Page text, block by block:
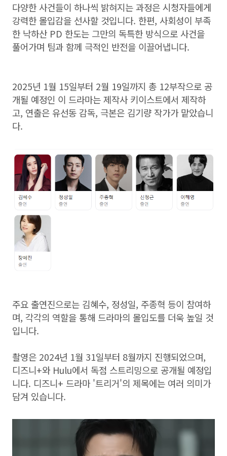
다양한 사건들이 하나씩 밝혀지는 과정은 시청자들에게
강력한 몰입감을 선사할 것입니다. 한편, 사회성이 부족
한 낙하산 PD 한도는 그만의 독특한 방식으로 사건을
풀어가며 팀과 함께 극적인 반전을 이끌어냅니다.
2025년 1월 15일부터 2월 19일까지 총 12부작으로 공
개될 예정인 이 드라마는 제작사 키이스트에서 제작하
고, 연출은 유선동 감독, 극본은 김기량 작가가 맡았습니
다.
주요 출연진으로는 김혜수, 정성일, 주종혁 등이 참여하
며, 각각의 역할을 통해 드라마의 몰입도를 더욱 높일 것
입니다.
촬영은 2024년 1월 31일부터 8월까지 진행되었으며,
디즈니+와 Hulu에서 독점 스트리밍으로 공개될 예정입
니다. 디즈니+ 드라마 '트리거'의 제목에는 여러 의미가
담겨 있습니다.